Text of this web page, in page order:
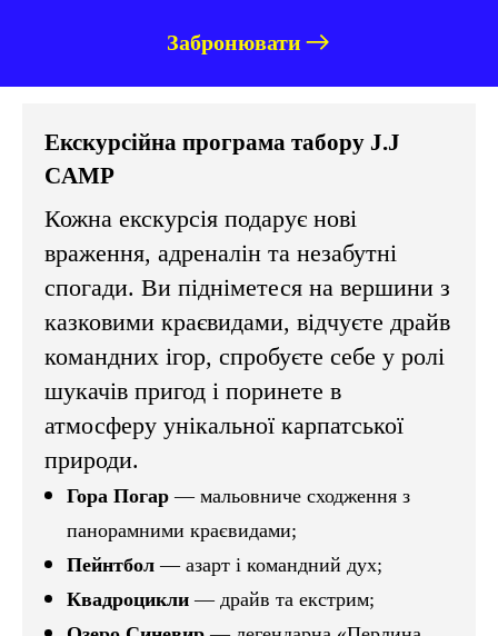
Забронювати
Екскурсійна програма табору J.J
CAMP
Кожна екскурсія подарує нові
враження, адреналін та незабутні
спогади. Ви підніметеся на вершини з
казковими краєвидами, відчуєте драйв
командних ігор, спробуєте себе у ролі
шукачів пригод і поринете в
атмосферу унікальної карпатської
природи.
Гора Погар — мальовниче сходження з
панорамними краєвидами;
Пейнтбол — азарт і командний дух;
Квадроцикли — драйв та екстрим;